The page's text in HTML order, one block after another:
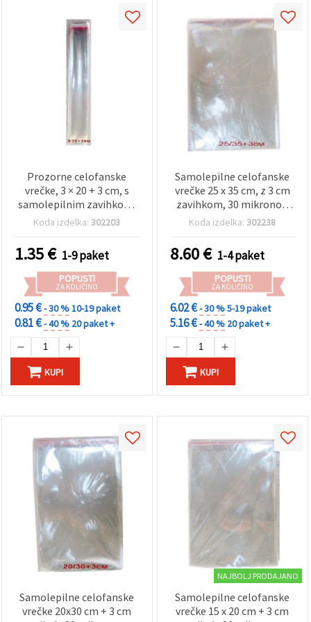
Prozorne celofanske
vrečke, 3 × 20 + 3 cm, s
samolepilnim zavihkom,
30 µm – paket 200 kosov
Koda izdelka:302203
1.35€ 1-9 paket
POPUSTI
ZA KOLIČINO
0.95 €- 30 %10-19 paket
0.81 €- 40 % 20 paket +
KUPI
Samolepilne celofanske
vrečke 25 x 35 cm, z 3 cm
zavihkom, 30 mikronov,
prozorne – paket 200
Koda izdelka:302238
8.60€ 1-4 paket
POPUSTI
ZA KOLIČINO
6.02 €- 30 %5-19 paket
5.16 €- 40 % 20 paket +
KUPI
Samolepilne celofanske
vrečke 20x30 cm + 3 cm
NAJBOLJ PRODAJANO
Samolepilne celofanske
vrečke 15 x 20 cm + 3 cm